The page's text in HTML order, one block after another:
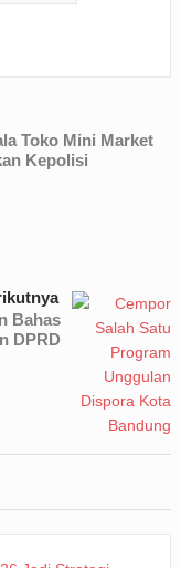
Toko Mini Market
Kepolisi
Bahas
DPRD